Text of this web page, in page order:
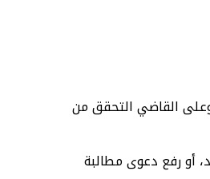
وعلى القاضي التحقق من
أو رفع دعوى مطالبة